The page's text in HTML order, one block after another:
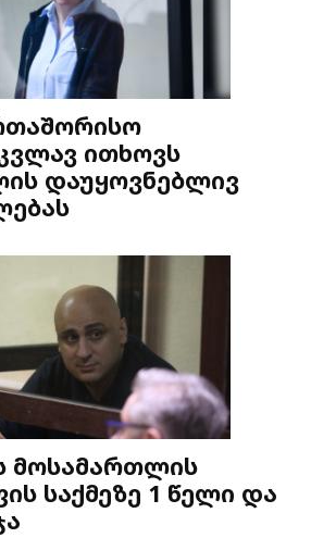
ითხოვს
დაუყოვნებლივ
მოსამართლის
საქმეზე 1 წელი და